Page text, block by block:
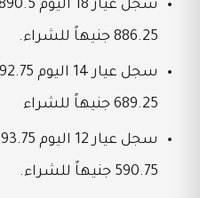
886.25 جنيهاً للشراء.
689.25 جنيهاً للشراء
590.75 جنيهاً للشراء.